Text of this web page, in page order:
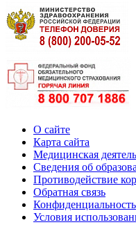
О сайте
Карта сайта
Медицинская
Сведения об
Противодействие
Обратная связь
Конфиденциальность
Условия